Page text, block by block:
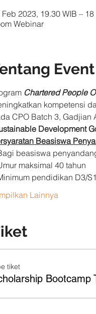
Feb 2023, 19.30 WIB –
Webinar
Event
Chartered People
kompetensi
CPO Batch 3,
Development
Beasiswa
beasiswa
maksimal 40 tahun
pendidikan D3/S1
Lainnya
tiket
Bootcamp